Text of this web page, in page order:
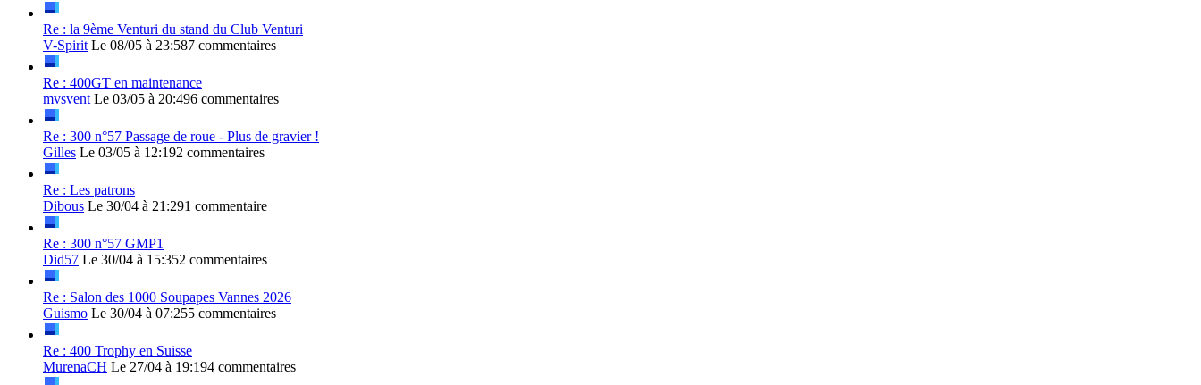
Re : la 9ème Venturi du stand du Club Venturi
V-Spirit Le 08/05 à 23:587 commentaires
Re : 400GT en maintenance
mvsvent Le 03/05 à 20:496 commentaires
Re : 300 n°57 Passage de roue - Plus de gravier !
Gilles Le 03/05 à 12:192 commentaires
Re : Les patrons
Dibous Le 30/04 à 21:291 commentaire
Re : 300 n°57 GMP1
Did57 Le 30/04 à 15:352 commentaires
Re : Salon des 1000 Soupapes Vannes 2026
Guismo Le 30/04 à 07:255 commentaires
Re : 400 Trophy en Suisse
MurenaCH Le 27/04 à 19:194 commentaires